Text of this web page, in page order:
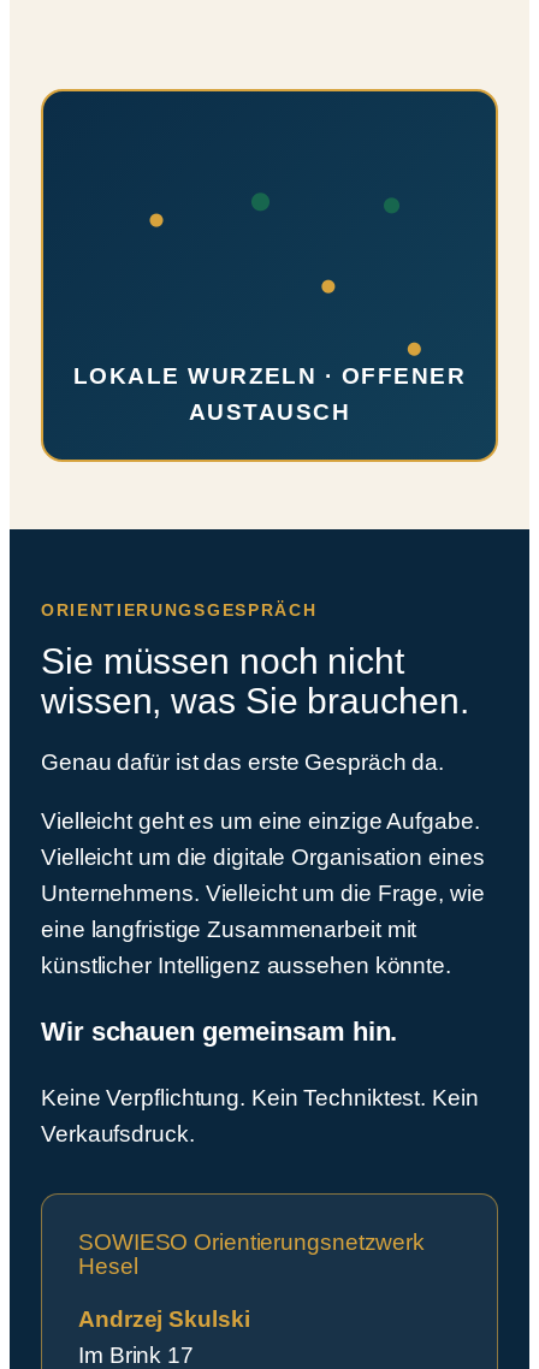
ORIENTIERUNGSGESPRÄCH
Sie müssen noch nicht
wissen, was Sie brauchen.
Genau dafür ist das erste Gespräch da.
Vielleicht geht es um eine einzige Aufgabe.
Vielleicht um die digitale Organisation eines
Unternehmens. Vielleicht um die Frage, wie
eine langfristige Zusammenarbeit mit
künstlicher Intelligenz aussehen könnte.
Wir schauen gemeinsam hin.
Keine Verpflichtung. Kein Techniktest. Kein
Verkaufsdruck.
SOWIESO Orientierungsnetzwerk
Hesel
Andrzej Skulski
Im Brink 17